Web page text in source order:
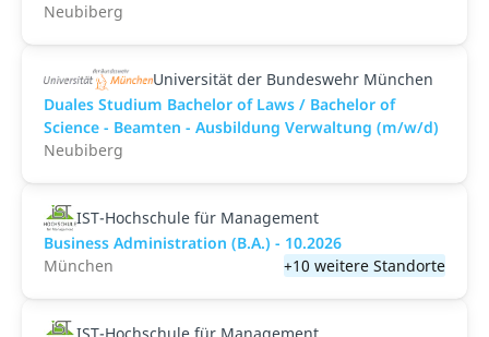
Neubiberg
Universität der Bundeswehr München
Duales Studium Bachelor of Laws / Bachelor of
Science - Beamten - Ausbildung Verwaltung (m/w/d)
Neubiberg
IST-Hochschule für Management
Business Administration (B.A.) - 10.2026
München
+10 weitere Standorte